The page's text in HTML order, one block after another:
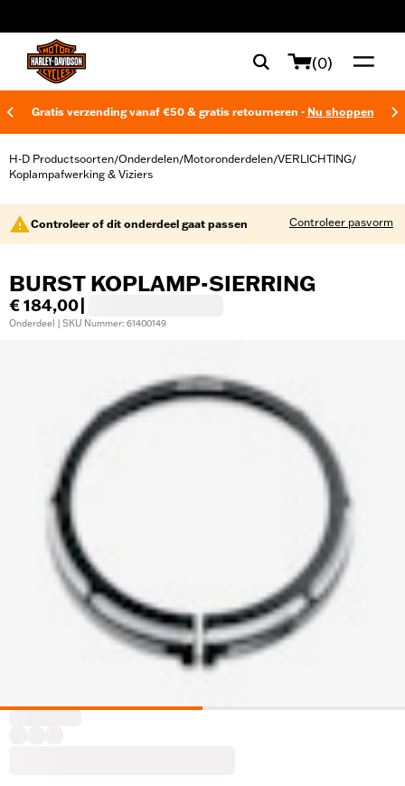
(0)
Gratis verzending vanaf €50 & gratis retourneren - Nu shoppen
H-D Productsoorten/Onderdelen/Motoronderdelen/VERLICHTING/
Koplampafwerking & Viziers
Controleer of dit onderdeel gaat passen Controleer pasvorm
BURST KOPLAMP-SIERRING
€ 184,00
Onderdeel | SKU Nummer: 61400149